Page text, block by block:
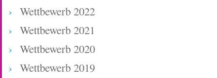
Wettbewerb 2022
Wettbewerb 2021
Wettbewerb 2020
Wettbewerb 2019